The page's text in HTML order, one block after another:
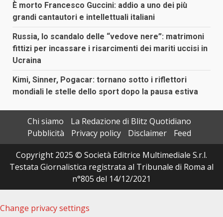
È morto Francesco Guccini: addio a uno dei più
grandi cantautori e intellettuali italiani
Russia, lo scandalo delle “vedove nere”: matrimoni
fittizi per incassare i risarcimenti dei mariti uccisi in
Ucraina
Kimi, Sinner, Pogacar: tornano sotto i riflettori
mondiali le stelle dello sport dopo la pausa estiva
Chi siamo
La Redazione di Blitz Quotidiano
Pubblicità
Privacy policy Disclaimer
Feed
Copyright 2025 © Società Editrice Multimediale S.r.l.
Testata Giornalistica registrata al Tribunale di Roma al
n°805 del 14/12/2021
Change privacy settings